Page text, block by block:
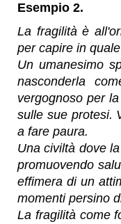
Esempio 2.
La fragilità è
per capire in
Un umanesimo
nasconderla
vergognoso per
sulle sue protesi.
a fare paura.
Una civiltà dove
promuovendo
effimera di un
momenti persino
La fragilità come